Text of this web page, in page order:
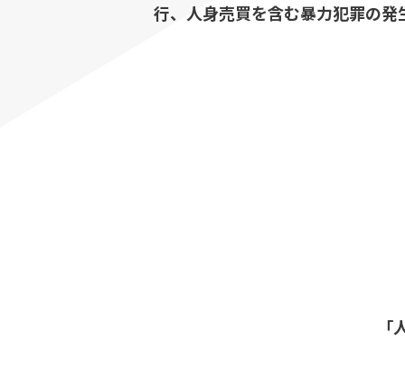
行、人身売買を含む暴力犯罪の